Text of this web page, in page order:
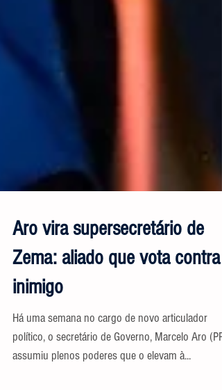
Aro vira supersecretário de
Zema: aliado que vota contra é
inimigo
Há uma semana no cargo de novo articulador
político, o secretário de Governo, Marcelo Aro